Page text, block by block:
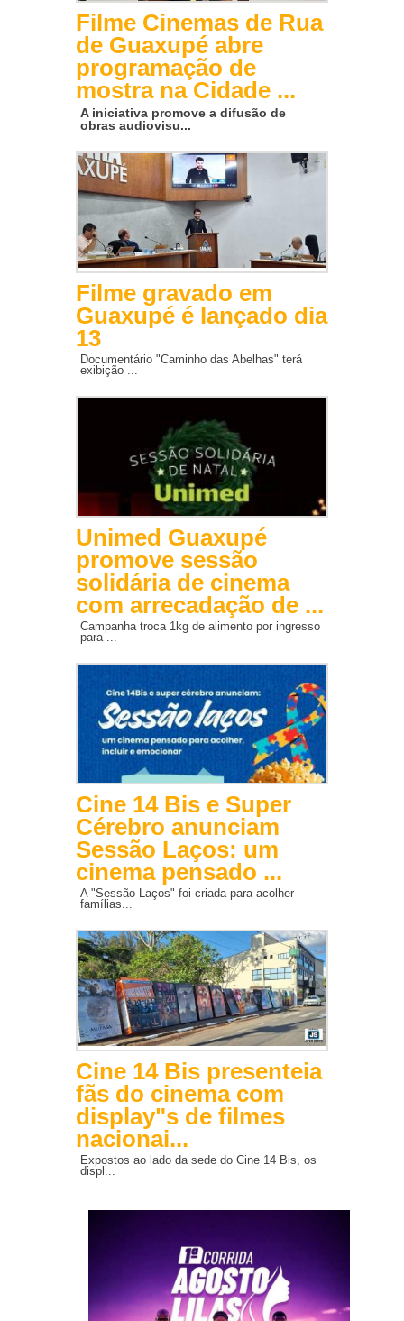
Filme Cinemas de Rua
de Guaxupé abre
programação de
mostra na Cidade ...
A iniciativa promove a difusão de
obras audiovisu...
Filme gravado em
Guaxupé é lançado dia
13
Documentário "Caminho das Abelhas" terá
exibição ...
Unimed Guaxupé
promove sessão
solidária de cinema
com arrecadação de ...
Campanha troca 1kg de alimento por ingresso
para ...
Cine 14 Bis e Super
Cérebro anunciam
Sessão Laços: um
cinema pensado ...
A "Sessão Laços" foi criada para acolher
famílias...
Cine 14 Bis presenteia
fãs do cinema com
display"s de filmes
nacionai...
Expostos ao lado da sede do Cine 14 Bis, os
displ...